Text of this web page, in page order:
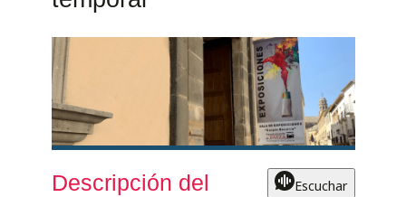
Escuchar
Descripción del